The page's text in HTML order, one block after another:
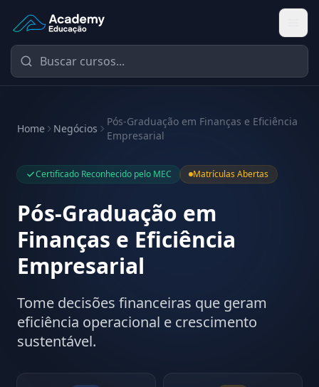
Academy Educação — Página Inicial
Home Negócios
Pós-Graduação em Finanças e Eficiência
Empresarial
Certificado Reconhecido pelo MEC Matrículas Abertas
Pós-Graduação em
Finanças e Eficiência
Empresarial
Tome decisões financeiras que geram
eficiência operacional e crescimento
sustentável.